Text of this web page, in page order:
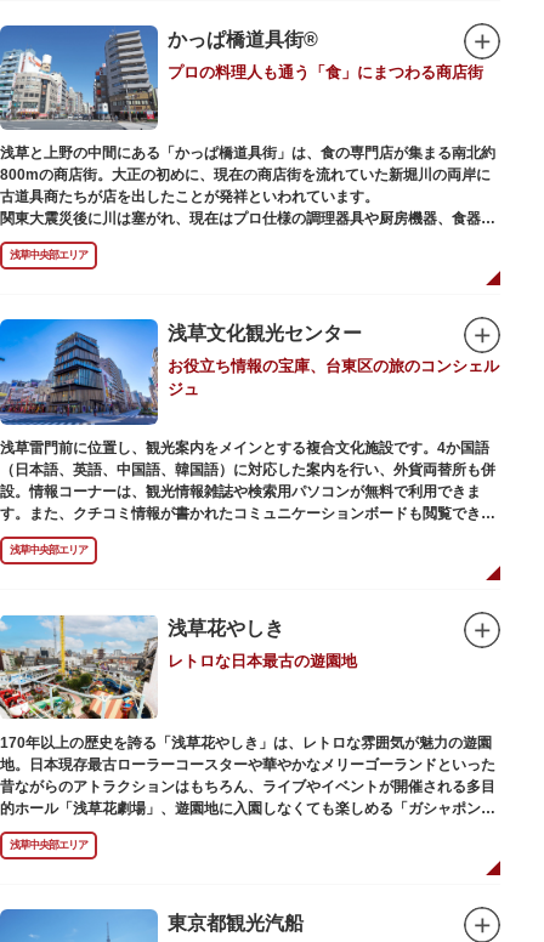
かっぱ橋道具街®
プロの料理人も通う「食」にまつわる商店街
浅草と上野の中間にある「かっぱ橋道具街」は、食の専門店が集まる南北約
800mの商店街。大正の初めに、現在の商店街を流れていた新堀川の両岸に
古道具商たちが店を出したことが発祥といわれています。
関東大震災後に川は塞がれ、現在はプロ仕様の調理器具や厨房機器、食器、
包材、調理衣装など「食」にまつわる約170軒の専門店が集まる個性的な専
門商店街として賑わいを見せています。もちろん、ほとんどのお店が小売に
も対応。家庭の調理用具を購入したい人や観光客にもおすすめです。食品サ
毎年、道具の日である10月9日前後に開催される「かっぱ橋道具まつり」で
は、各店舗がおすすめ商品や掘り出しものを販売。また、年ごとに異なる
様々な催しものも行われます。
浅草中央部エリア
浅草文化観光センター
お役立ち情報の宝庫、台東区の旅のコンシェル
ジュ
浅草雷門前に位置し、観光案内をメインとする複合文化施設です。4か国語
（日本語、英語、中国語、韓国語）に対応した案内を行い、外貨両替所も併
設。情報コーナーは、観光情報雑誌や検索用パソコンが無料で利用できま
す。また、クチコミ情報が書かれたコミュニケーションボードも閲覧できる
ので、とっておきの旅のヒントを得られるかも。多目的スペースでは、映像
を活用し台東区のみどころやイベント、歴史、文化を紹介。通常、イスが配
仲見世や、隅田川や東京スカイツリーも一望できるビュースポットとなって
います。
浅草の街並みに溶け込む平屋を重ねたようなおしゃれな外観は、日本を代表
する建築家・隈研吾氏によるデザイン。木の温もりあふれる空間は、初めて
日本を訪れる海外ツーリストにも優しい印象を与えています。
浅草中央部エリア
浅草花やしき
レトロな日本最古の遊園地
170年以上の歴史を誇る「浅草花やしき」は、レトロな雰囲気が魅力の遊園
地。日本現存最古ローラーコースターや華やかなメリーゴーランドといった
昔ながらのアトラクションはもちろん、ライブやイベントが開催される多目
的ホール「浅草花劇場」、遊園地に入園しなくても楽しめる「ガシャポンの
デパート浅草花やしき店」も併設され、さまざまな娯楽を楽しめる浅草の
「遊びの場」として親しまれています。
と菊細工を主とした花園（かえん）として誕生しました。明治時代に入ると
浅草中央部エリア
東京都観光汽船